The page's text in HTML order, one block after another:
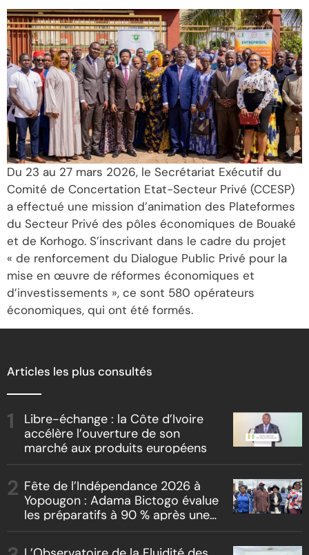
Du 23 au 27 mars 2026, le Secrétariat Exécutif du
Comité de Concertation Etat-Secteur Privé (CCESP)
a effectué une mission d’animation des Plateformes
du Secteur Privé des pôles économiques de Bouaké
et de Korhogo. S’inscrivant dans le cadre du projet
« de renforcement du Dialogue Public Privé pour la
mise en œuvre de réformes économiques et
d’investissements », ce sont 580 opérateurs
économiques, qui ont été formés.
Articles les plus consultés
Libre-échange : la Côte d’Ivoire
accélère l’ouverture de son
marché aux produits européens
Fête de l’Indépendance 2026 à
Yopougon : Adama Bictogo évalue
les préparatifs à 90 % après une